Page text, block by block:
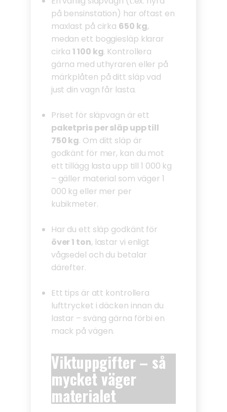
på bensinstation) har oftast en
maxlast på cirka 650 kg,
medan ett boggiesläp klarar
cirka1 100 kg. Kontrollera
gärna med uthyraren eller på
märkplåten på ditt släp vad
just din vagn får lasta.
Priset för släpvagn är ett
paketpris per släp upp till
750 kg. Om ditt släp är
godkänt för mer, kan du mot
ett tillägg lasta upp till 1 000 kg
– gäller material som väger 1
000 kg eller mer per
kubikmeter.
Har du ett släp godkänt för
över 1 ton, lastar vi enligt
vågsedel och du betalar
därefter.
Ett tips är att kontrollera
lufttrycket i däcken innan du
lastar – sväng gärna förbi en
mack på vägen.
Viktuppgifter – så
mycket väger
materialet